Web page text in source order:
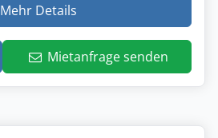
Mehr Details
Mietanfrage senden